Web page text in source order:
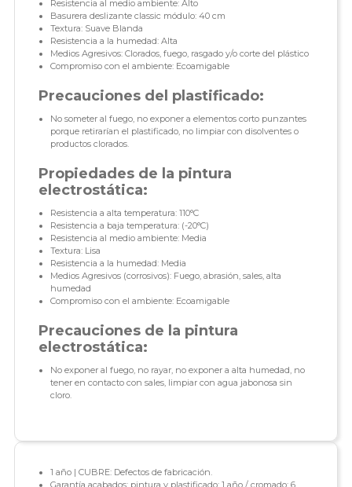
Resistencia al medio ambiente: Alto
Basurera deslizante classic módulo: 40 cm
Textura: Suave Blanda
Resistencia a la humedad: Alta
Medios Agresivos: Clorados, fuego, rasgado y/o corte del plástico
Compromiso con el ambiente: Ecoamigable
Precauciones del plastificado:
No someter al fuego, no exponer a elementos corto punzantes
porque retirarían el plastificado, no limpiar con disolventes o
productos clorados.
Propiedades de la pintura
electrostática:
Resistencia a alta temperatura: 110°C
Resistencia a baja temperatura: (-20°C)
Resistencia al medio ambiente: Media
Textura: Lisa
Resistencia a la humedad: Media
Medios Agresivos (corrosivos): Fuego, abrasión, sales, alta
humedad
Compromiso con el ambiente: Ecoamigable
Precauciones de la pintura
electrostática:
No exponer al fuego, no rayar, no exponer a alta humedad, no
tener en contacto con sales, limpiar con agua jabonosa sin
cloro.
1 año | CUBRE: Defectos de fabricación.